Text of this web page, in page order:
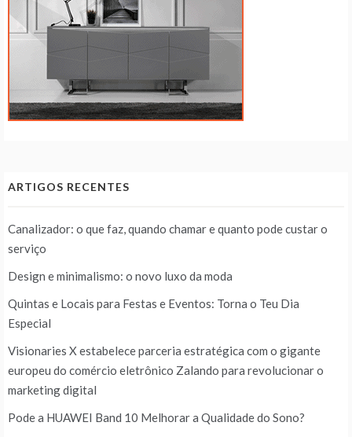
ARTIGOS RECENTES
Canalizador: o que faz, quando chamar e quanto pode custar o
serviço
Design e minimalismo: o novo luxo da moda
Quintas e Locais para Festas e Eventos: Torna o Teu Dia
Especial
Visionaries X estabelece parceria estratégica com o gigante
europeu do comércio eletrônico Zalando para revolucionar o
marketing digital
Pode a HUAWEI Band 10 Melhorar a Qualidade do Sono?